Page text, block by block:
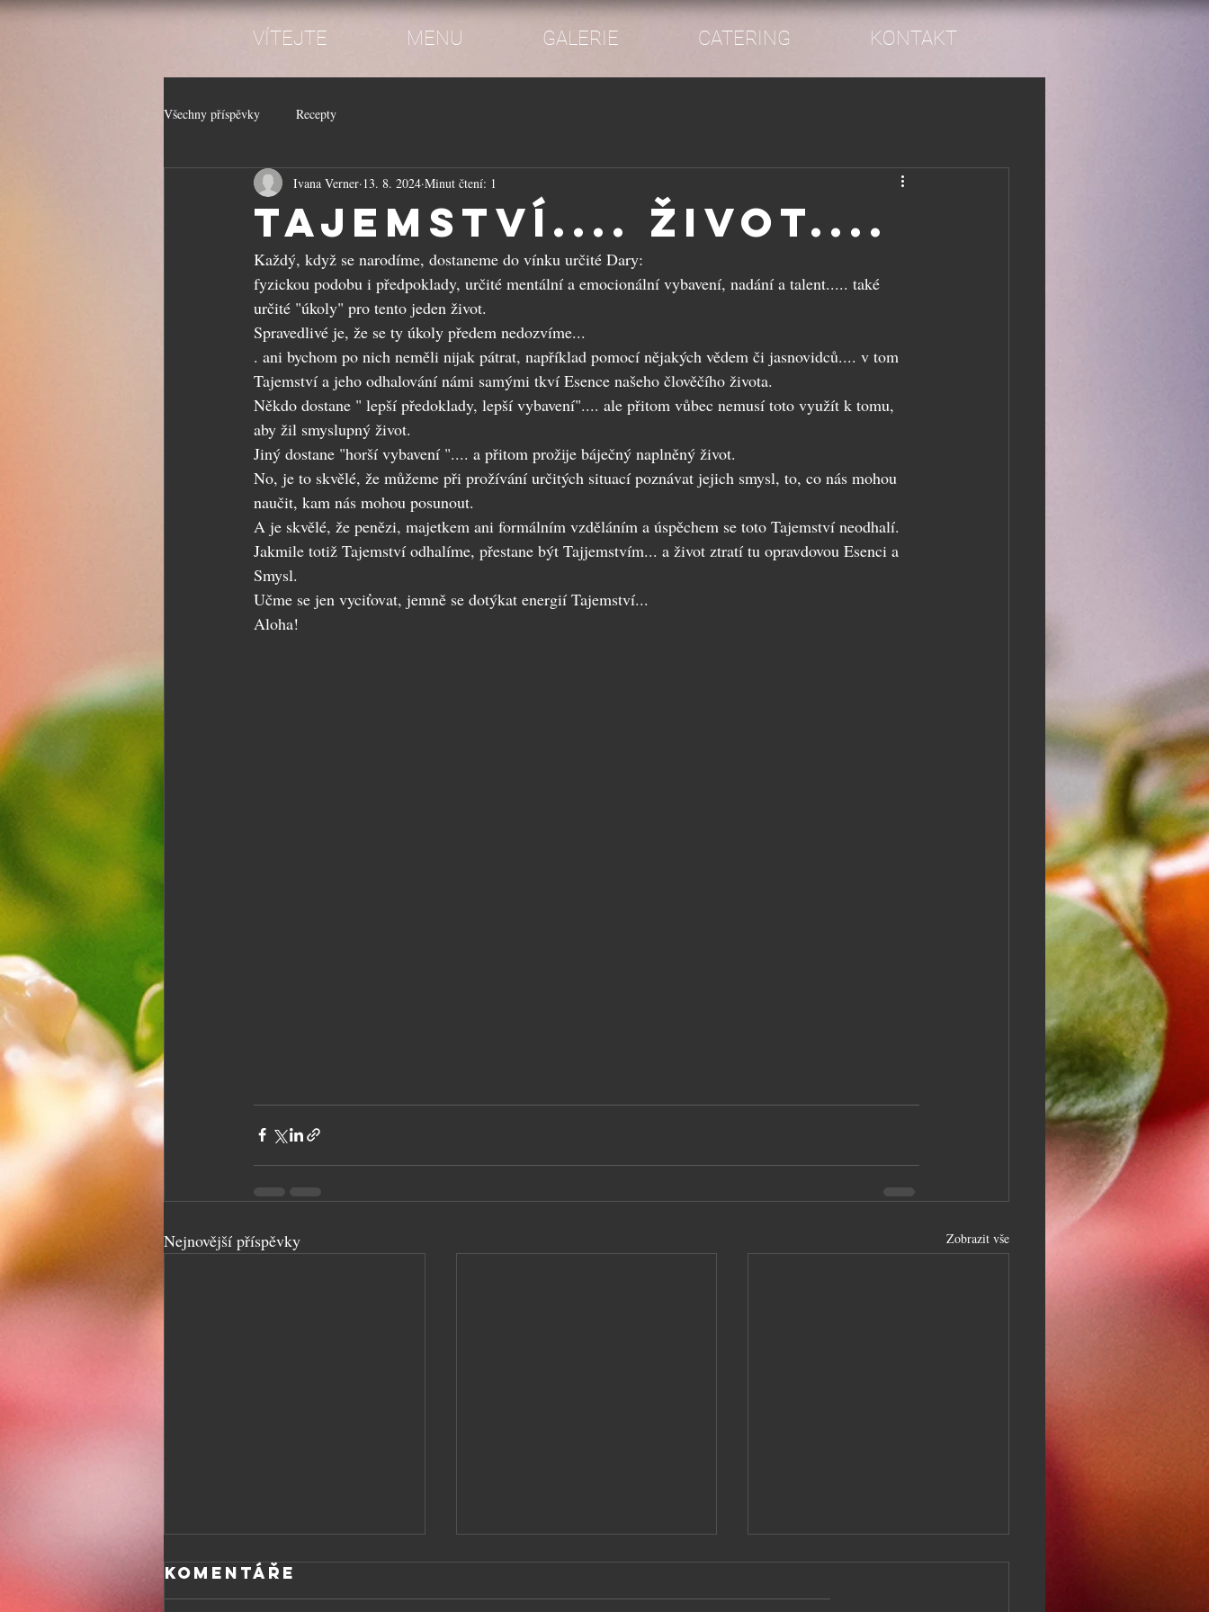
VÍTEJTE MENU GALERIE CATERING KONTAKT
Všechny příspěvky Recepty
Tajemství.... život....
Ivana Verner 13. 8. 2024 Minut čtení: 1
Každý, když se narodíme, dostaneme do vínku určité Dary:
fyzickou podobu i předpoklady, určité mentální a emocionální vybavení, nadání a talent..... také
určité "úkoly" pro tento jeden život.
Spravedlivé je, že se ty úkoly předem nedozvíme...
. ani bychom po nich neměli nijak pátrat, například pomocí nějakých vědem či jasnovidců.... v tom
Tajemství a jeho odhalování námi samými tkví Esence našeho člověčího života.
Někdo dostane " lepší předoklady, lepší vybavení".... ale přitom vůbec nemusí toto využít k tomu,
aby žil smyslupný život.
Jiný dostane "horší vybavení ".... a přitom prožije báječný naplněný život.
No, je to skvělé, že můžeme při prožívání určitých situací poznávat jejich smysl, to, co nás mohou
naučit, kam nás mohou posunout.
A je skvělé, že penězi, majetkem ani formálním vzděláním a úspěchem se toto Tajemství neodhalí.
Jakmile totiž Tajemství odhalíme, přestane být Tajjemstvím... a život ztratí tu opravdovou Esenci a
Smysl.
Učme se jen vyciťovat, jemně se dotýkat energií Tajemství...
Aloha!
Nejnovější příspěvky Zobrazit vše
Komentáře